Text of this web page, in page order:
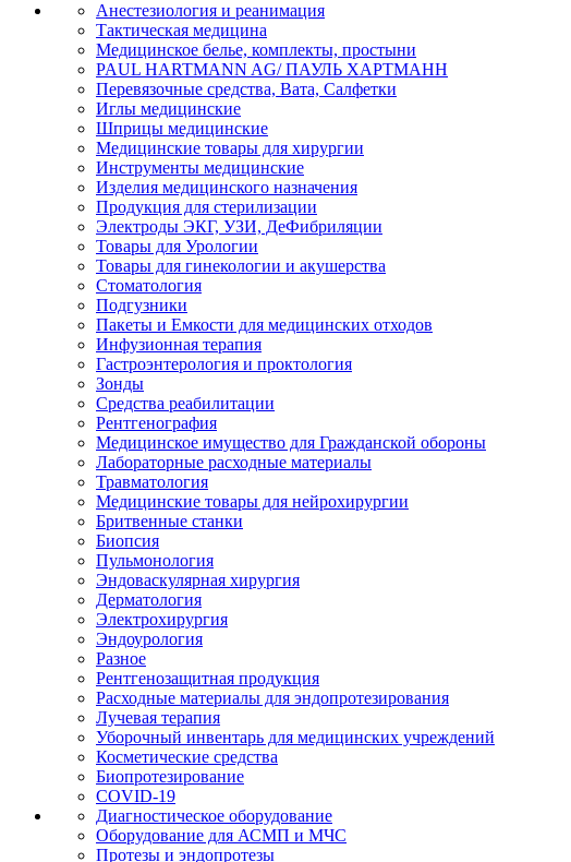
Анестезиология и реанимация
Тактическая медицина
Медицинское белье, комплекты, простыни
PAUL HARTMANN AG/ ПАУЛЬ ХАРТМАНН
Перевязочные средства, Вата, Салфетки
Иглы медицинские
Шприцы медицинские
Медицинские товары для хирургии
Инструменты медицинские
Изделия медицинского назначения
Продукция для стерилизации
Электроды ЭКГ, УЗИ, ДеФибриляции
Товары для Урологии
Товары для гинекологии и акушерства
Стоматология
Подгузники
Пакеты и Емкости для медицинских отходов
Инфузионная терапия
Гастроэнтерология и проктология
Зонды
Средства реабилитации
Рентгенография
Медицинское имущество для Гражданской обороны
Лабораторные расходные материалы
Травматология
Медицинские товары для нейрохирургии
Бритвенные станки
Биопсия
Пульмонология
Эндоваскулярная хирургия
Дерматология
Электрохирургия
Эндоурология
Разное
Рентгенозащитная продукция
Расходные материалы для эндопротезирования
Лучевая терапия
Уборочный инвентарь для медицинских учреждений
Косметические средства
Биопротезирование
COVID-19
Диагностическое оборудование
Оборудование для АСМП и МЧС
Протезы и эндопротезы